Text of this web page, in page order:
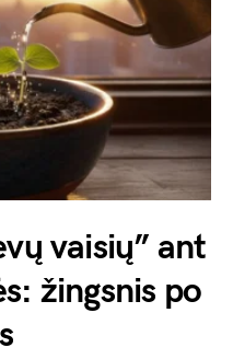
vaisių” ant
žingsnis po